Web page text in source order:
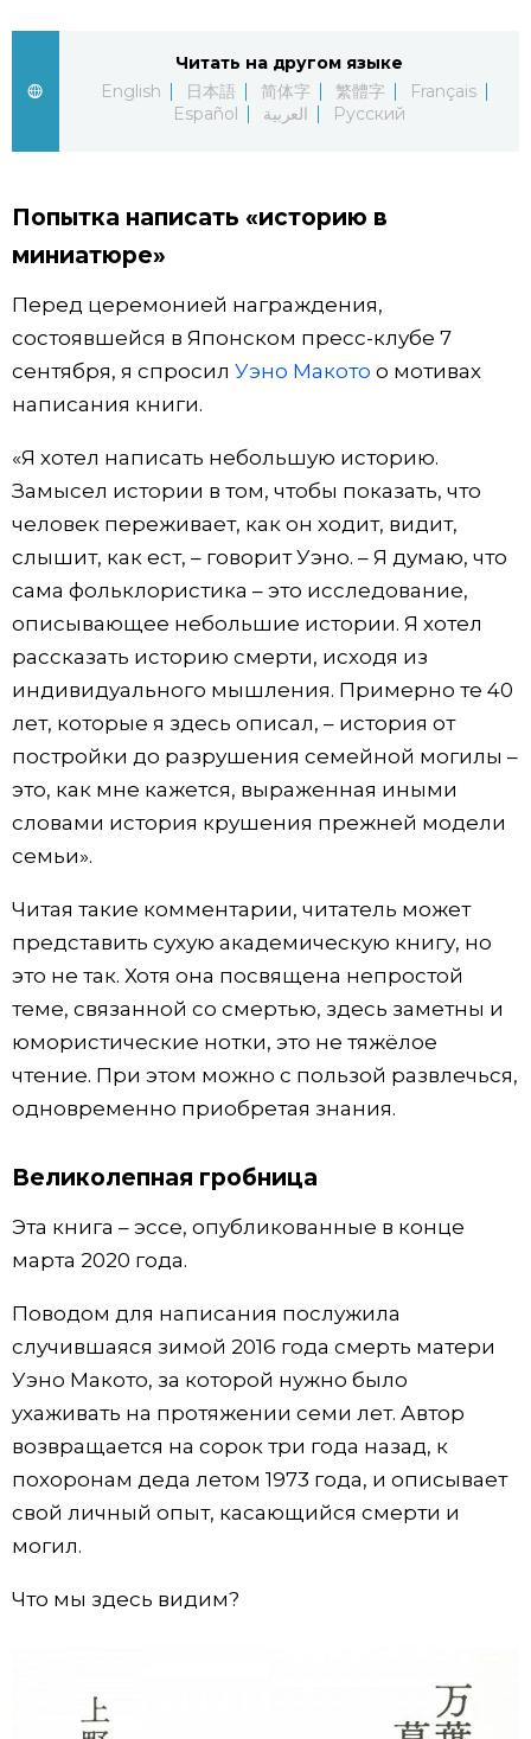
Читать на другом языке
English
日本語 简体字 繁體字
Français
Español
العربية Русский
Попытка написать «историю в
миниатюре»
Перед церемонией награждения,
состоявшейся в Японском пресс-клубе 7
сентября, я спросил Уэно Макото о мотивах
написания книги.
«Я хотел написать небольшую историю.
Замысел истории в том, чтобы показать, что
человек переживает, как он ходит, видит,
слышит, как ест, – говорит Уэно. – Я думаю, что
сама фольклористика – это исследование,
описывающее небольшие истории. Я хотел
рассказать историю смерти, исходя из
индивидуального мышления. Примерно те 40
лет, которые я здесь описал, – история от
постройки до разрушения семейной могилы –
это, как мне кажется, выраженная иными
словами история крушения прежней модели
семьи».
Читая такие комментарии, читатель может
представить сухую академическую книгу, но
это не так. Хотя она посвящена непростой
теме, связанной со смертью, здесь заметны и
юмористические нотки, это не тяжёлое
чтение. При этом можно с пользой развлечься,
одновременно приобретая знания.
Великолепная гробница
Эта книга – эссе, опубликованные в конце
марта 2020 года.
Поводом для написания послужила
случившаяся зимой 2016 года смерть матери
Уэно Макото, за которой нужно было
ухаживать на протяжении семи лет. Автор
возвращается на сорок три года назад, к
похоронам деда летом 1973 года, и описывает
свой личный опыт, касающийся смерти и
могил.
Что мы здесь видим?